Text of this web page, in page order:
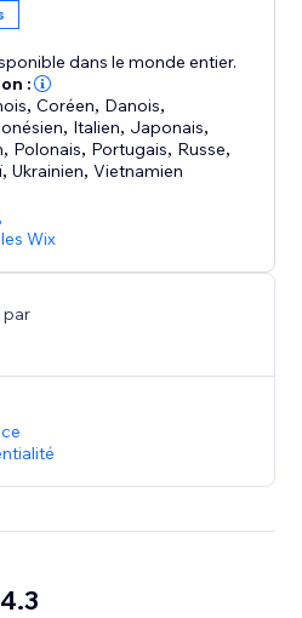
dans le monde entier.
:
,Coréen, Danois,
, Italien, Japonais,
, Polonais, Portugais, Russe,
,Ukrainien,Vietnamien
,
Wix
par